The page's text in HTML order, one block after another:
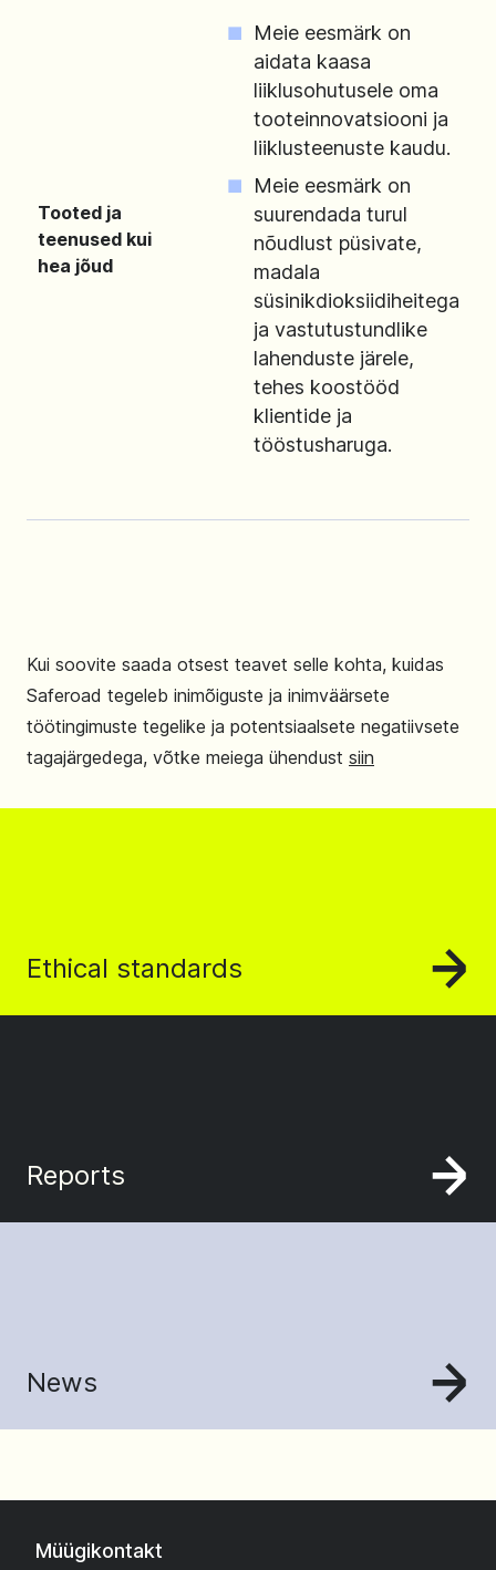
Tooted ja
teenused kui
hea jõud
Meie eesmärk on
aidata kaasa
liiklusohutusele oma
tooteinnovatsiooni ja
liiklusteenuste kaudu.
Meie eesmärk on
suurendada turul
nõudlust püsivate,
madala
süsinikdioksiidiheitega
ja vastutustundlike
lahenduste järele,
tehes koostööd
klientide ja
tööstusharuga.
Kui soovite saada otsest teavet selle kohta, kuidas
Saferoad tegeleb inimõiguste ja inimväärsete
töötingimuste tegelike ja potentsiaalsete negatiivsete
tagajärgedega, võtke meiega ühendust siin
Ethical standards
Reports
News
Müügikontakt